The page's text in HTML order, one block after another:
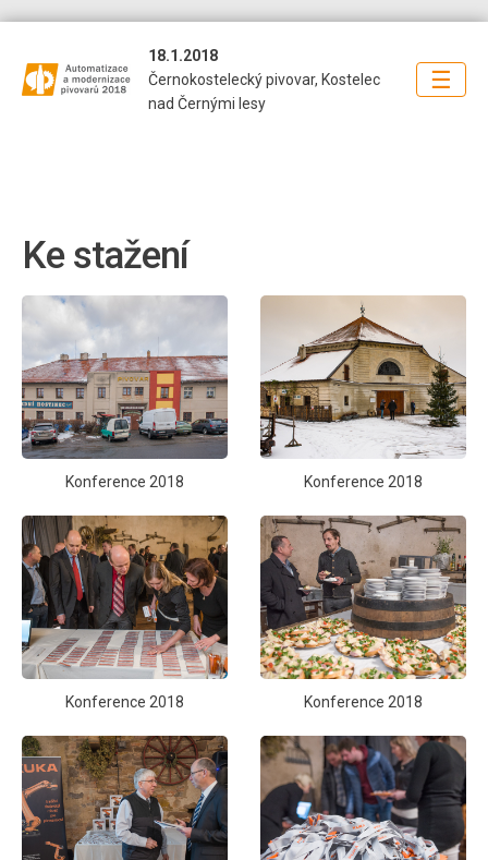
18.1.2018
Černokostelecký pivovar, Kostelec
nad Černými lesy
☰
Ke stažení
Konference 2018 Konference 2018
Konference 2018 Konference 2018